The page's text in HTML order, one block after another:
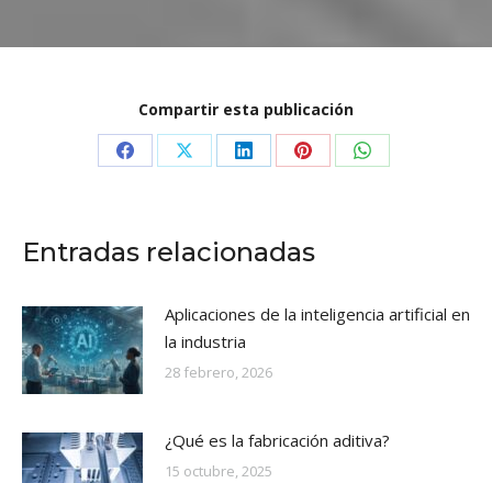
Compartir esta publicación
Share Share Share Share Share
Entradas relacionadas
Aplicaciones de la inteligencia artificial en
la industria
28 febrero, 2026
¿Qué es la fabricación aditiva?
15 octubre, 2025